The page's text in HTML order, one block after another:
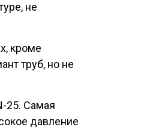
не
кроме
труб, но не
25. Самая
давление